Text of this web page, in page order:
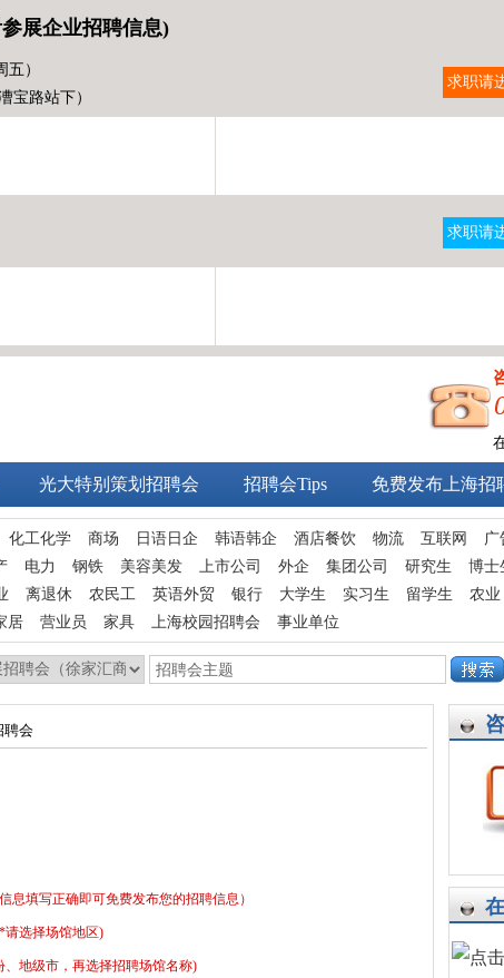
展企业招聘信息)
）
宝路站下）
求职请
求职请
光大特别策划招聘会 招聘会Tips 免费发布上海招
化工化学 商场 日语日企 韩语韩企 酒店餐饮 物流 互联网 广
电力 钢铁 美容美发 上市公司 外企 集团公司 研究生 博士
离退休 农民工 英语外贸 银行 大学生 实习生 留学生 农业
居 营业员 家具 上海校园招聘会 事业单位
聘会
息填写正确即可免费发布您的招聘信息）
请选择场馆地区)
地级市，再选择招聘场馆名称)